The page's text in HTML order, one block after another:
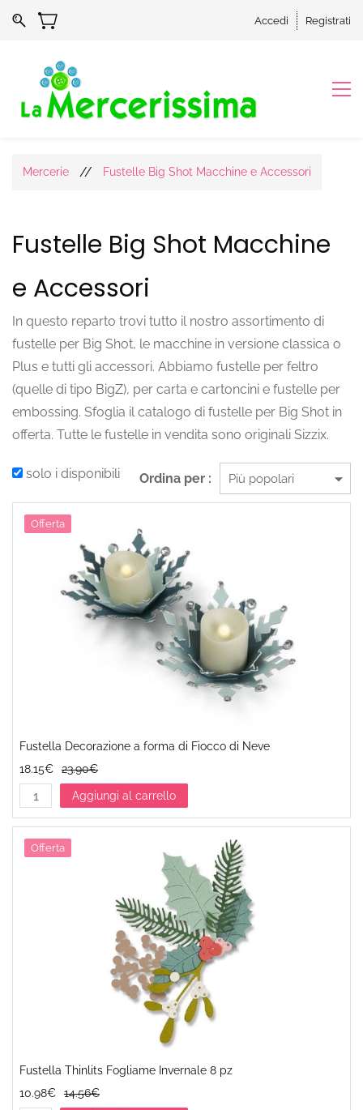
Accedi Registrati
Mercerie // Fustelle Big Shot Macchine e Accessori
Fustelle Big Shot Macchine
e Accessori
In questo reparto trovi tutto il nostro assortimento di
fustelle per Big Shot, le macchine in versione classica o
Plus e tutti gli accessori. Abbiamo fustelle per feltro
(quelle di tipo BigZ), per carta e cartoncini e fustelle per
embossing. Sfoglia il catalogo di fustelle per Big Shot in
offerta. Tutte le fustelle in vendita sono originali Sizzix.
solo i disponibili Ordina per :
Offerta
Fustella Decorazione a forma di Fiocco di Neve
18.15€
23.90€
Aggiungi al carrello
Offerta
Fustella Thinlits Fogliame Invernale 8 pz
10.98€
14.56€